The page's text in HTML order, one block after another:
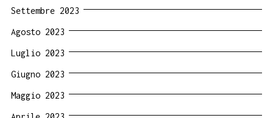
Settembre 2023
Agosto 2023
Luglio 2023
Giugno 2023
Maggio 2023